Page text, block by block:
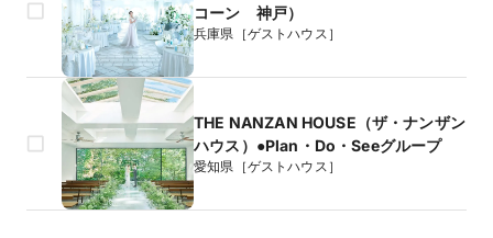
コーン 神戸）
兵庫県［ゲストハウス］
THE NANZAN HOUSE（ザ・ナンザン
ハウス）●Plan・Do・Seeグループ
愛知県［ゲストハウス］